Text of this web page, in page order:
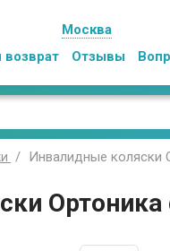
Москва
возврат Отзывы
Инвалидные коляски